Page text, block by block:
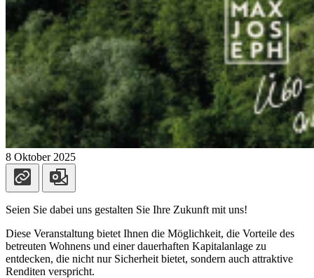
8 Oktober 2025
Seien Sie dabei uns gestalten Sie Ihre Zukunft mit uns!
Diese Veranstaltung bietet Ihnen die Möglichkeit, die Vorteile des
betreuten Wohnens und einer dauerhaften Kapitalanlage zu
entdecken, die nicht nur Sicherheit bietet, sondern auch attraktive
Renditen verspricht.